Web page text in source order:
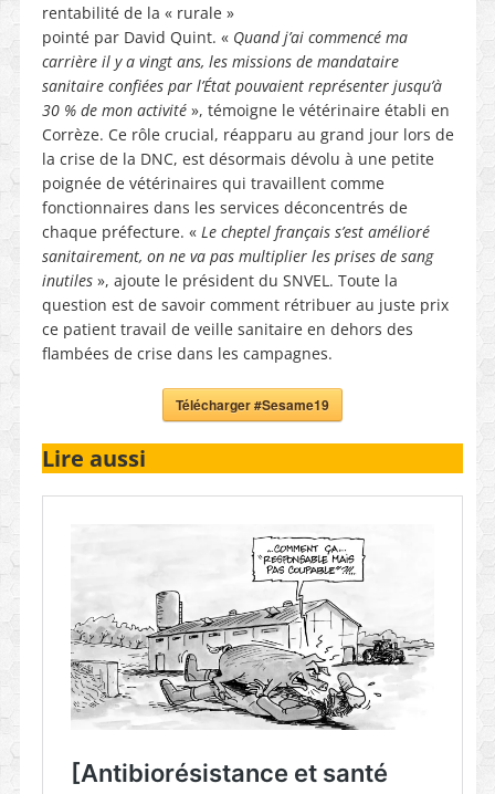
rentabilité de la « rurale »
pointé par David Quint. « Quand j’ai commencé ma
carrière il y a vingt ans, les missions de mandataire
sanitaire confiées par l’État pouvaient représenter jusqu’à
30 % de mon activité», témoigne le vétérinaire établi en
Corrèze. Ce rôle crucial, réapparu au grand jour lors de
la crise de la DNC, est désormais dévolu à une petite
poignée de vétérinaires qui travaillent comme
fonctionnaires dans les services déconcentrés de
chaque préfecture. « Le cheptel français s’est amélioré
sanitairement, on ne va pas multiplier les prises de sang
inutiles», ajoute le président du SNVEL. Toute la
question est de savoir comment rétribuer au juste prix
ce patient travail de veille sanitaire en dehors des
flambées de crise dans les campagnes.
Télécharger #Sesame19
Lire aussi